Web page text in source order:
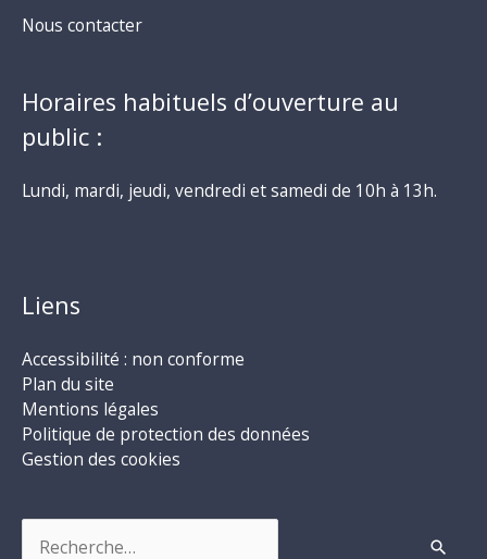
Nous contacter
Horaires habituels d’ouverture au
public :
Lundi, mardi, jeudi, vendredi et samedi de 10h à 13h.
Liens
Accessibilité : non conforme
Plan du site
Mentions légales
Politique de protection des données
Gestion des cookies